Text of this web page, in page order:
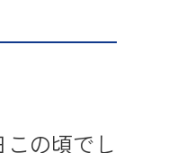
の頃でし